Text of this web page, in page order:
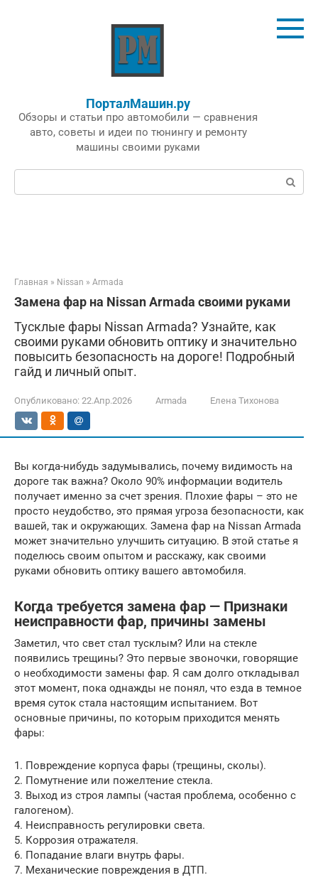
ПорталМашин.ру
Обзоры и статьи про автомобили — сравнения
авто, советы и идеи по тюнингу и ремонту
машины своими руками
Поиск:
Главная » Nissan » Armada
Замена фар на Nissan Armada своими руками
Тусклые фары Nissan Armada? Узнайте, как
своими руками обновить оптику и значительно
повысить безопасность на дороге! Подробный
гайд и личный опыт.
Опубликовано: 22.Апр.2026 Armada Елена Тихонова
Вы когда-нибудь задумывались, почему видимость на
дороге так важна? Около 90% информации водитель
получает именно за счет зрения. Плохие фары – это не
просто неудобство, это прямая угроза безопасности, как
вашей, так и окружающих. Замена фар на Nissan Armada
может значительно улучшить ситуацию. В этой статье я
поделюсь своим опытом и расскажу, как своими
руками обновить оптику вашего автомобиля.
Когда требуется замена фар — Признаки
неисправности фар, причины замены
Заметил, что свет стал тусклым? Или на стекле
появились трещины? Это первые звоночки, говорящие
о необходимости замены фар. Я сам долго откладывал
этот момент, пока однажды не понял, что езда в темное
время суток стала настоящим испытанием. Вот
основные причины, по которым приходится менять
фары:
1. Повреждение корпуса фары (трещины, сколы).
2. Помутнение или пожелтение стекла.
3. Выход из строя лампы (частая проблема, особенно с
галогеном).
4. Неисправность регулировки света.
5. Коррозия отражателя.
6. Попадание влаги внутрь фары.
7. Механические повреждения в ДТП.